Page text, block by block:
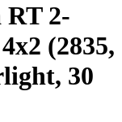
RT 2-
(2835,
30